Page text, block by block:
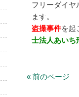
フリーダイヤ
ます。
盗撮事件を起
士法人あいち
« 前のページ